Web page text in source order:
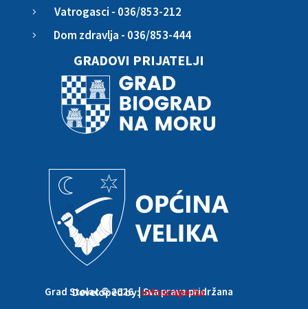
5 Vatrogasci - 036/853-212
5 Dom zdravlja - 036/853-444
GRADOVI PRIJATELJI
Grad Stolac © 2026. | Sva prava pridržana
Developed by: infoscape.ba